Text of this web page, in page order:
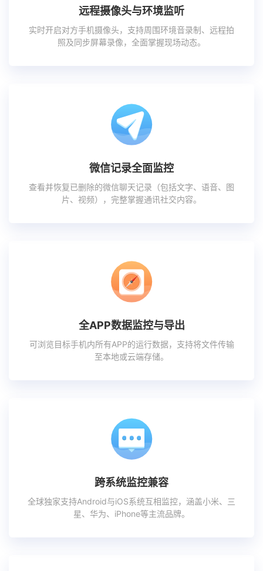
远程摄像头与环境监听
实时开启对方手机摄像头，支持周围环境音录制、远程拍
照及同步屏幕录像，全面掌握现场动态。
微信记录全面监控
查看并恢复已删除的微信聊天记录（包括文字、语音、图
片、视频），完整掌握通讯社交内容。
全APP数据监控与导出
可浏览目标手机内所有APP的运行数据，支持将文件传输
至本地或云端存储。
跨系统监控兼容
全球独家支持Android与iOS系统互相监控，涵盖小米、三
星、华为、iPhone等主流品牌。